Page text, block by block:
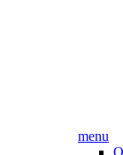
menu